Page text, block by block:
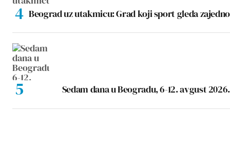
Beograd uz utakmicu: Grad koji sport gleda zajedno
Sedam dana u Beogradu, 6-12. avgust 2026.